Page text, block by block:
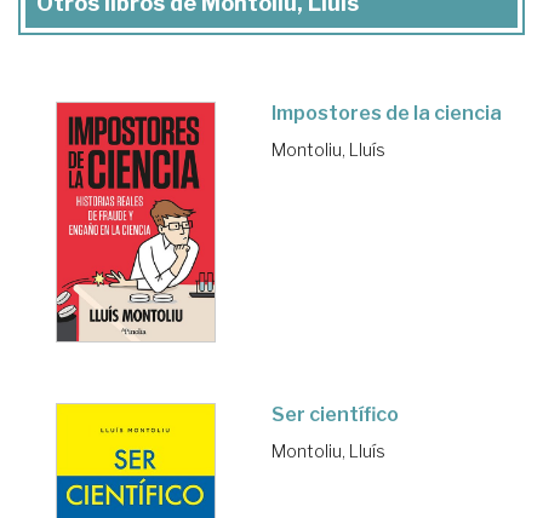
Impostores de la ciencia
Montoliu, Lluís
Ser científico
Montoliu, Lluís